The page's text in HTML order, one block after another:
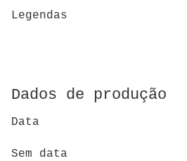
Legendas
Dados de produção
Data
Sem data